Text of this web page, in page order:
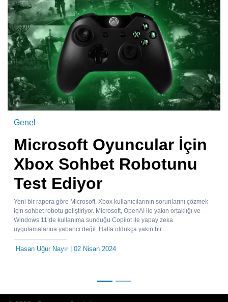
Genel
Microsoft Oyuncular İçin
Xbox Sohbet Robotunu
Test Ediyor
Yeni bir rapora göre Microsoft, Xbox kullanıcılarının sorunlarını çözmek
için sohbet robotu geliştiriyor. Microsoft, OpenAI ile yakın ortaklığı ve
Windows 11’de kullanıma sunduğu Copilot ile yapay zeka
uygulamalarına yabancı değil. Hatta oldukça yakın bir...
Hasan Uğur Nayır| 02 Nisan 2024